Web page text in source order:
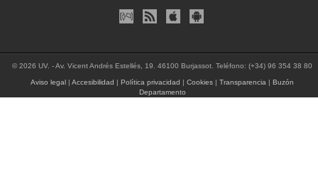
© 2026 UV. - Av. Vicent Andrés Estellés, 19. 46100 Burjassot. Teléfono: (+34) 96 354 38 80
Aviso legal |Accesibilidad |Política privacidad |Cookies |Transparencia |Buzón
Departamento